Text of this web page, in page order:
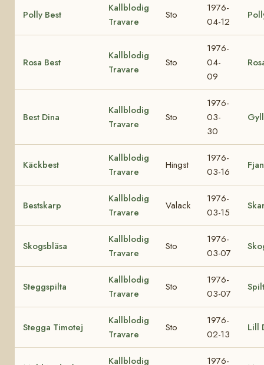
Polly Best
Kallblodig
Travare
Sto
1976-
04-12
Rosa Best
Kallblodig
Travare
Sto
1976-
04-
09
Best Dina
Kallblodig
Travare
Sto
1976-
03-
30
Käckbest
Kallblodig
Travare
Hingst
1976-
03-16
Bestskarp
Kallblodig
Travare
Valack
1976-
03-15
Skogsbläsa
Kallblodig
Travare
Sto
1976-
03-07
Steggspilta
Kallblodig
Travare
Sto
1976-
03-07
Stegga Timotej
Kallblodig
Travare
Sto
1976-
02-13
Lill
Kallblodig
1976-